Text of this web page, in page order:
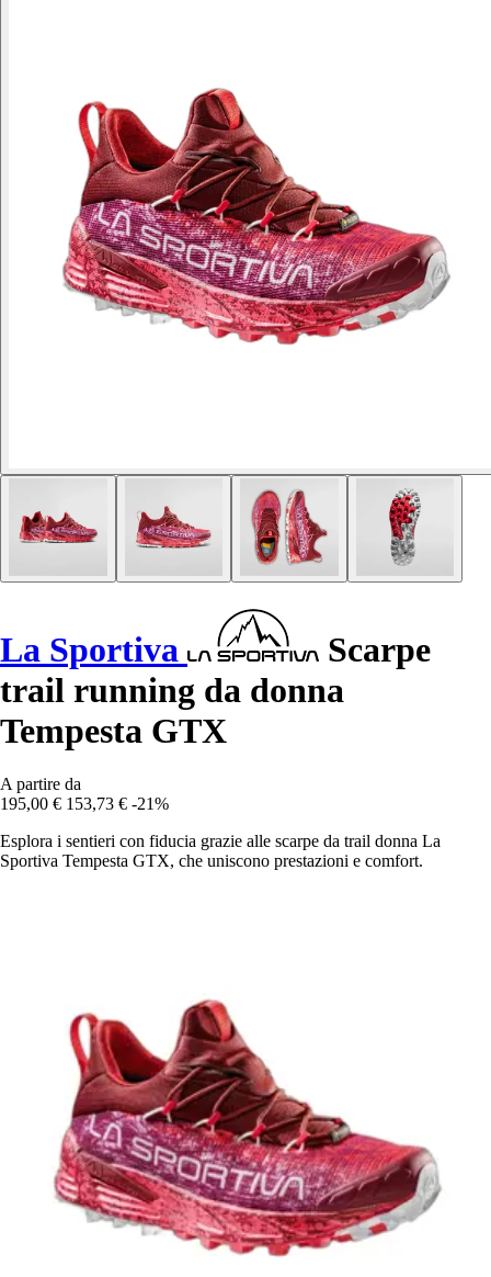
La Sportiva
Scarpe
trail running da donna
Tempesta GTX
A partire da
195,00 € 153,73 € -21%
Esplora i sentieri con fiducia grazie alle scarpe da trail donna La
Sportiva Tempesta GTX, che uniscono prestazioni e comfort.